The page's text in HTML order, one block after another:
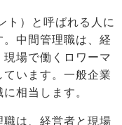
ト）と呼ばれる人に
中間管理職は、経
場で働くロワーマ
います。一般企業
相当します。
職は、経営者と現場